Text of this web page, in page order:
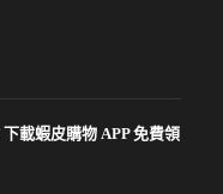
載蝦皮購物 APP 免費領